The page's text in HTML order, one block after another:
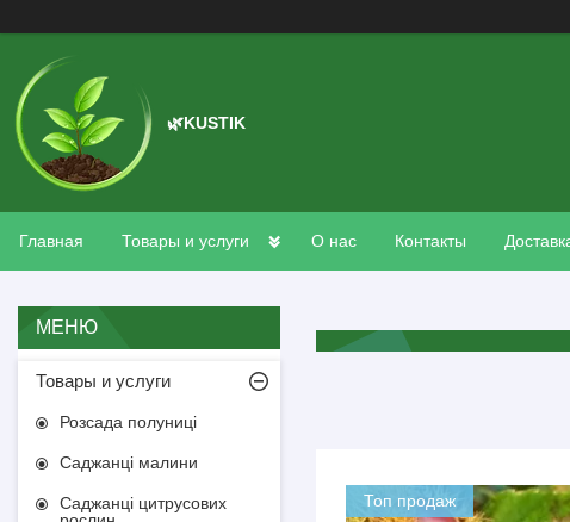
🌿KUSTIK
Главная Товары и услуги О нас Контакты
Топ продаж
Товары и услуги
Розсада полуниці
Саджанці малини
Саджанці цитрусових